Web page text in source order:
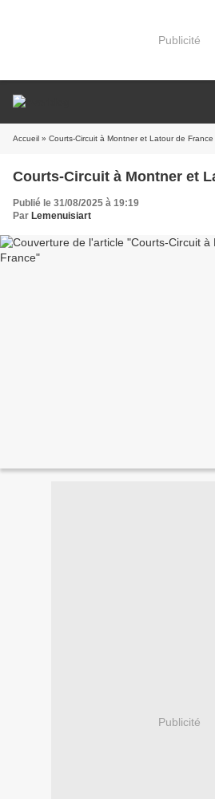
Publicité
Accueil » Courts-Circuit à Montner et Latour de France
Courts-Circuit à Montner et
Publié le 31/08/2025 à 19:19
Par Lemenuisiart
Publicité